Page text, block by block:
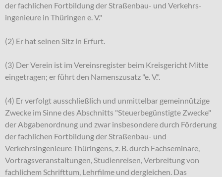
der fachlichen Fortbildung der Straßenbau- und Verkehrs-
ingenieure in Thüringen e. V."
(2) Er hat seinen Sitz in Erfurt.
(3) Der Verein ist im Vereinsregister beim Kreisgericht Mitte
eingetragen; er führt den Namenszusatz "e. V.".
(4) Er verfolgt ausschließlich und unmittelbar gemeinnützige
Zwecke im Sinne des Abschnitts "Steuerbegünstigte Zwecke"
der Abgabenordnung und zwar insbesondere durch Förderung
der fachlichen Fortbildung der Straßenbau- und
Verkehrsingenieure Thüringens, z. B. durch Fachseminare,
Vortragsveranstaltungen, Studienreisen, Verbreitung von
fachlichem Schrifttum, Lehrfilme und dergleichen. Das